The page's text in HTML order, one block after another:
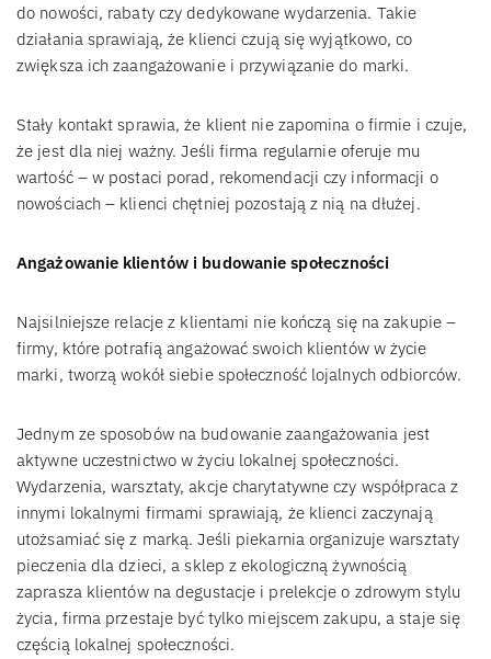
do nowości, rabaty czy dedykowane wydarzenia. Takie
działania sprawiają, że klienci czują się wyjątkowo, co
zwiększa ich zaangażowanie i przywiązanie do marki.
Stały kontakt sprawia, że klient nie zapomina o firmie i czuje,
że jest dla niej ważny. Jeśli firma regularnie oferuje mu
wartość – w postaci porad, rekomendacji czy informacji o
nowościach – klienci chętniej pozostają z nią na dłużej.
Angażowanie klientów i budowanie społeczności
Najsilniejsze relacje z klientami nie kończą się na zakupie –
firmy, które potrafią angażować swoich klientów w życie
marki, tworzą wokół siebie społeczność lojalnych odbiorców.
Jednym ze sposobów na budowanie zaangażowania jest
aktywne uczestnictwo w życiu lokalnej społeczności.
Wydarzenia, warsztaty, akcje charytatywne czy współpraca z
innymi lokalnymi firmami sprawiają, że klienci zaczynają
utożsamiać się z marką. Jeśli piekarnia organizuje warsztaty
pieczenia dla dzieci, a sklep z ekologiczną żywnością
zaprasza klientów na degustacje i prelekcje o zdrowym stylu
życia, firma przestaje być tylko miejscem zakupu, a staje się
częścią lokalnej społeczności.